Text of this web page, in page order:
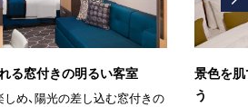
る窓付きの明るい客室
め、陽光の差し込む窓付きの
景色を
う